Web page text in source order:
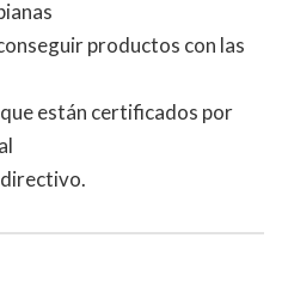
productos con las
están certificados por
directivo.